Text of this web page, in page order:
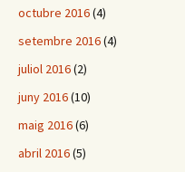
octubre 2016(4)
setembre 2016(4)
juliol 2016(2)
juny 2016(10)
maig 2016(6)
abril 2016(5)